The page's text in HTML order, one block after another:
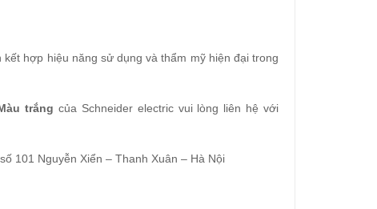
hợp hiệu năng sử dụng và thẩm mỹ hiện đại trong
trắng của Schneider electric vui lòng liên hệ với
101 Nguyễn Xiển – Thanh Xuân – Hà Nội